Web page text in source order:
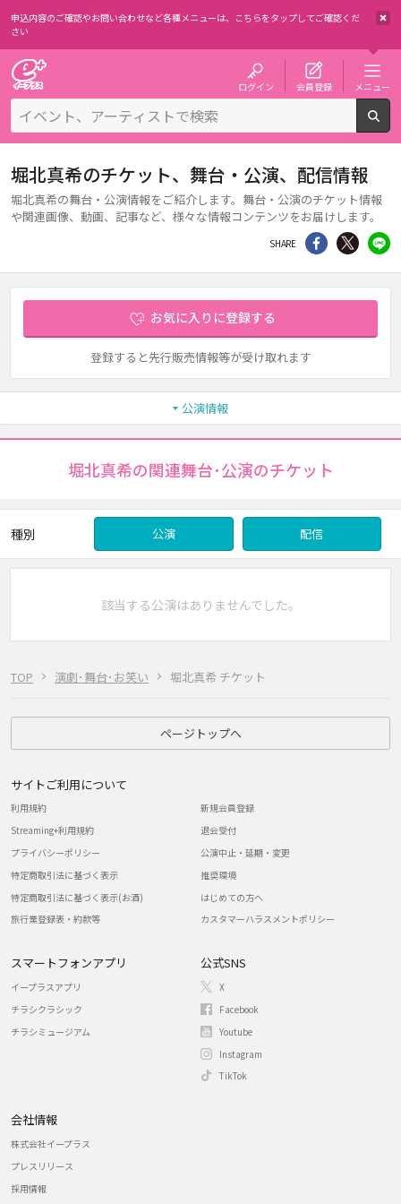
申込内容のご確認やお問い合わせなど各種メニューは、 こちらをタップしてご確認くだ
さい
ログイン 会員登録 メニュー
TOP 演劇･舞台･お笑い 堀北真希 チケット
堀北真希のチケット、舞台・公演、配信情報
堀北真希の舞台・公演情報をご紹介します。舞台・公演のチケット情報
や関連画像、動画、記事など、様々な情報コンテンツをお届けします。
SHARE シェア Twitter
お気に入りに登録する
登録すると先行販売情報等が受け取れます
公演情報
堀北真希の関連舞台･公演のチケット
種別 公演 配信
該当する公演はありませんでした。
ページトップへ
サイトご利用について
利用規約
Streaming+利用規約
プライバシーポリシー
特定商取引法に基づく表示
特定商取引法に基づく表示(お酒)
旅行業登録表・約款等
新規会員登録
退会受付
公演中止・延期・変更
推奨環境
はじめての方へ
カスタマーハラスメントポリシー
スマートフォンアプリ
イープラスアプリ
チラシクラシック
チラシミュージアム
公式SNS
X
Facebook
Youtube
Instagram
TikTok
会社情報
株式会社イープラス
プレスリリース
採用情報